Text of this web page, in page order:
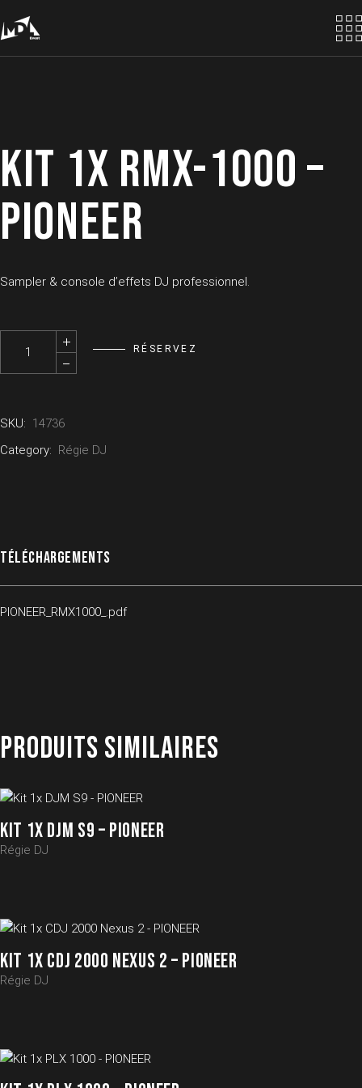
the
content
KIT 1X RMX-1000 –
PIONEER
Sampler & console d’effets DJ professionnel.
Kit 1x RMX-1000 - PIONEER quantity
RÉSERVEZ
SKU: 14736
Category: Régie DJ
TÉLÉCHARGEMENTS
PIONEER_RMX1000_.pdf
PRODUITS SIMILAIRES
KIT 1X DJM S9 – PIONEER
Régie DJ
KIT 1X CDJ 2000 NEXUS 2 – PIONEER
Régie DJ